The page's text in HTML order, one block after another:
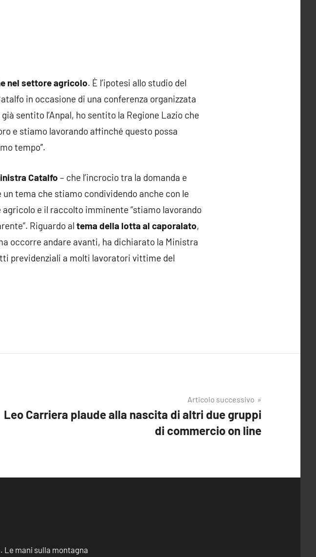
nel settore agricolo. È l’ipotesi allo studio del
in occasione di una conferenza organizzata
sentito l’Anpal, ho sentito la Regione Lazio che
e stiamo lavorando affinché questo possa
tempo”.
Catalfo – che l’incrocio tra la domanda e
tema che stiamo condividendo anche con le
e il raccolto imminente “stiamo lavorando
Riguardo al tema della lotta al caporalato,
occorre andare avanti, ha dichiarato la Ministra
previdenziali a molti lavoratori vittime del
Articolo successivo
Leo Carriera plaude alla nascita di altri due gruppi
di commercio on line
Le mani sulla montagna